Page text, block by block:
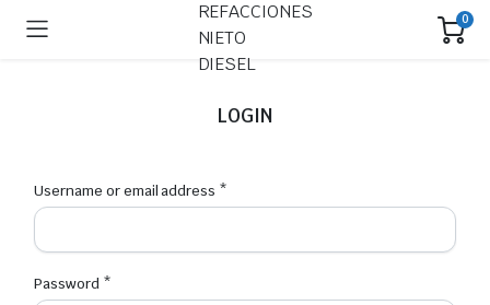
0
LOGIN
Username or email address *
Password *Required